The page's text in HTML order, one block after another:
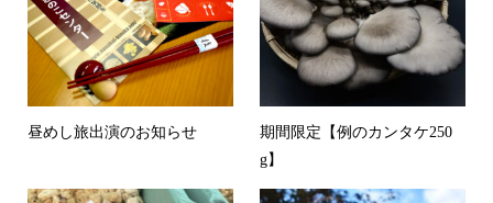
昼めし旅出演のお知らせ
期間限定【例のカンタケ250
g】